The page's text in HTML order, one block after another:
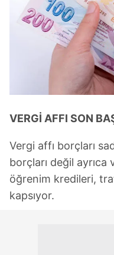
VERGİ AFFI SON
Vergi affı borçları
borçları değil ayrıca
öğrenim kredileri,
kapsıyor.